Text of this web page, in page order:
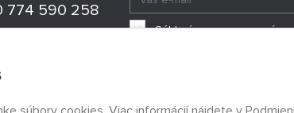
774 590 258
Súhlasím so spracovaním